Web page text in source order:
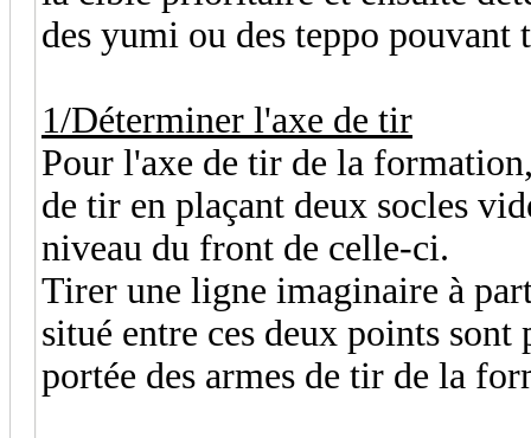
des yumi ou des teppo pouvant
1/Déterminer l'axe de tir
Pour l'axe de tir de la
de tir en plaçant deux socles
niveau du front de celle-ci.
Tirer une ligne imaginaire à
situé entre ces deux points
portée des armes de tir de la